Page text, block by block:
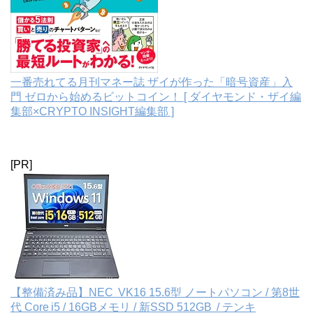
一番売れてる月刊マネー誌 ザイが作った「暗号資産」入
門 ゼロから始めるビットコイン！ [ ダイヤモンド・ザイ編
集部×CRYPTO INSIGHT編集部 ]
[PR]
【整備済み品】NEC VK16 15.6型 ノートパソコン / 第8世
代 Core i5 / 16GBメモリ / 新SSD 512GB / テンキ